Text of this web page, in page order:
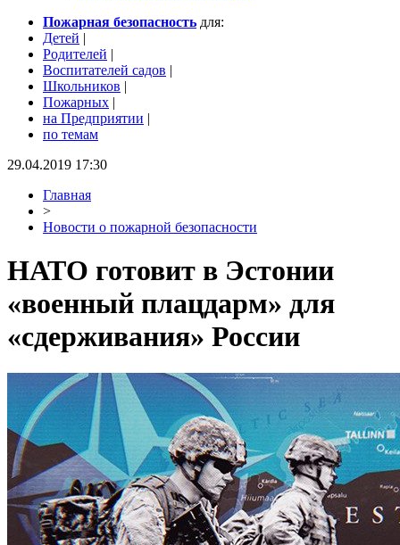
Пожарная безопасность для:
Детей |
Родителей |
Воспитателей садов |
Школьников |
Пожарных |
на Предприятии |
по темам
29.04.2019 17:30
Главная
>
Новости о пожарной безопасности
НАТО готовит в Эстонии
«военный плацдарм» для
«сдерживания» России